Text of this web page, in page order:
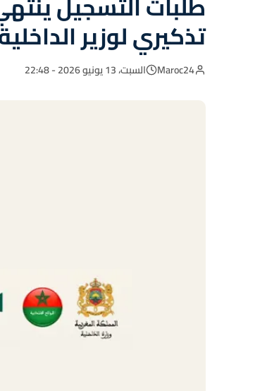
تذكيري لوزير
Maroc24 السبت، 13 يونيو 2026 - 22:48